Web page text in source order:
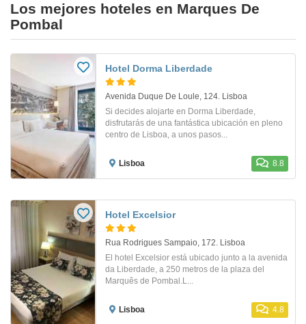
Los mejores hoteles en Marques De
Pombal
Hotel Dorma Liberdade
Avenida Duque De Loule, 124. Lisboa
Si decides alojarte en Dorma Liberdade,
disfrutarás de una fantástica ubicación en pleno
centro de Lisboa, a unos pasos...
Lisboa 8.8
Hotel Excelsior
Rua Rodrigues Sampaio, 172. Lisboa
El hotel Excelsior está ubicado junto a la avenida
da Liberdade, a 250 metros de la plaza del
Marquês de Pombal.L...
Lisboa 4.8